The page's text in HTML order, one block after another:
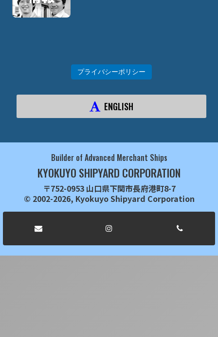
プライバシーポリシー
ENGLISH
Builder of Advanced Merchant Ships
KYOKUYO SHIPYARD CORPORATION
〒752-0953 山口県下関市長府港町8-7
© 2002-2026, Kyokuyo Shipyard Corporation